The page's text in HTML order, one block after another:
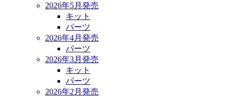
2026年5月発売
キット
パーツ
2026年4月発売
パーツ
2026年3月発売
キット
パーツ
2026年2月発売